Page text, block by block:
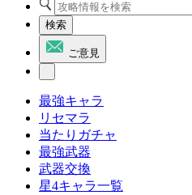
検索
ご意見
最強キャラ
リセマラ
当たりガチャ
最強武器
武器交換
星4キャラ一覧